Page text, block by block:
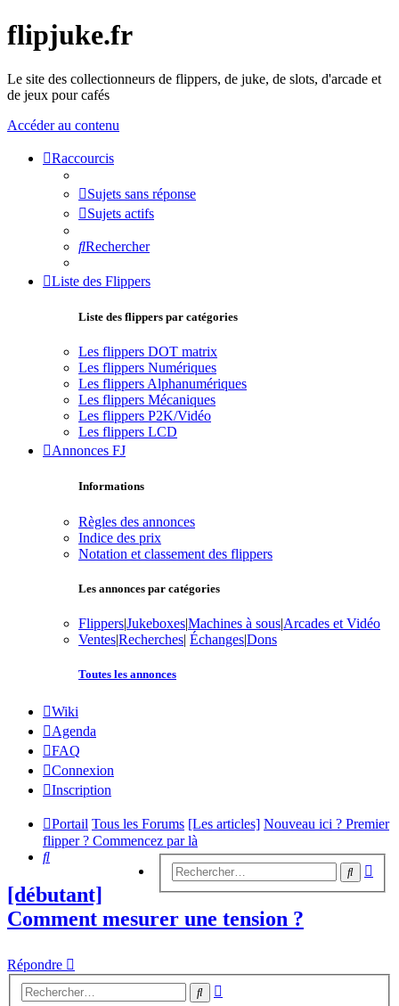
flipjuke.fr
Le site des collectionneurs de flippers, de juke, de slots, d'arcade et
de jeux pour cafés
Accéder au contenu
Raccourcis
Sujets sans réponse
Sujets actifs
Rechercher
Liste des Flippers
Liste des flippers par catégories
Les flippers DOT matrix
Les flippers Numériques
Les flippers Alphanumériques
Les flippers Mécaniques
Les flippers P2K/Vidéo
Les flippers LCD
Annonces FJ
Informations
Règles des annonces
Indice des prix
Notation et classement des flippers
Les annonces par catégories
Flippers|Jukeboxes|Machines à sous|Arcades et Vidéo
Ventes|Recherches| Échanges|Dons
Toutes les annonces
Wiki
Agenda
FAQ
Connexion
Inscription
Portail Tous les Forums [Les articles] Nouveau ici ? Premier
flipper ? Commencez par là
Rechercher
[débutant]
Comment mesurer une tension ?
Répondre
Rechercher